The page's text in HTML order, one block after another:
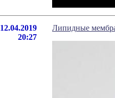
12.04.2019
20:27
Липидные